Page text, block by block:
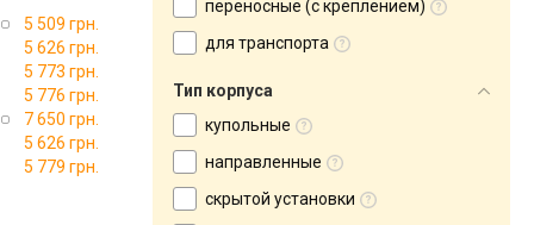
5 509 грн.
5 626 грн.
5 773 грн.
5 776 грн.
7 650 грн.
5 626 грн.
5 779 грн.
переносные (с креплением)
для транспорта
Тип корпуса
купольные
направленные
скрытой установки